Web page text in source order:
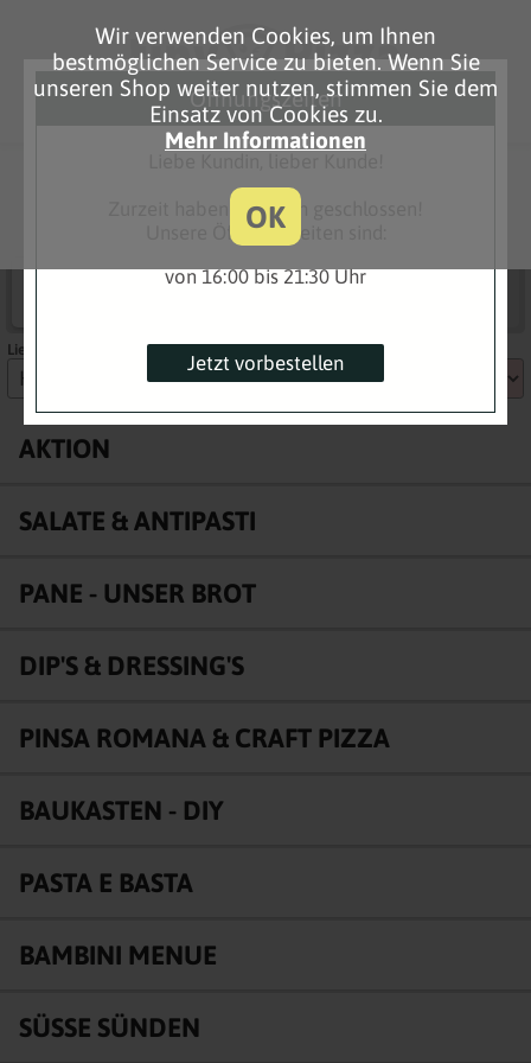
Paulinenstr. 84, 32756 Detmold
052319611725
Lieferung Abholung
Lieferzeit auswählen
AKTION
SALATE & ANTIPASTI
PANE - UNSER BROT
DIP'S & DRESSING'S
PINSA ROMANA & CRAFT PIZZA
BAUKASTEN - DIY
PASTA E BASTA
BAMBINI MENUE
SÜSSE SÜNDEN
Öffnungszeiten
Zurzeit haben wir noch geschlossen!
Unsere Öffnungszeiten sind:
von 16:00 bis 21:30 Uhr
Jetzt vorbestellen
Wir verwenden Cookies, um Ihnen
bestmöglichen Service zu bieten. Wenn Sie
unseren Shop weiter nutzen, stimmen Sie dem
Einsatz von Cookies zu.
Mehr Informationen
OK